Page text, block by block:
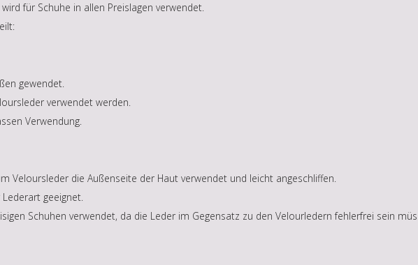
für Schuhe in allen Preislagen verwendet.
gewendet.
verwendet werden.
Verwendung.
Veloursleder die Außenseite der Haut verwendet und leicht angeschliffen.
geeignet.
Schuhen verwendet, da die Leder im Gegensatz zu den Velourledern fehlerfrei sein